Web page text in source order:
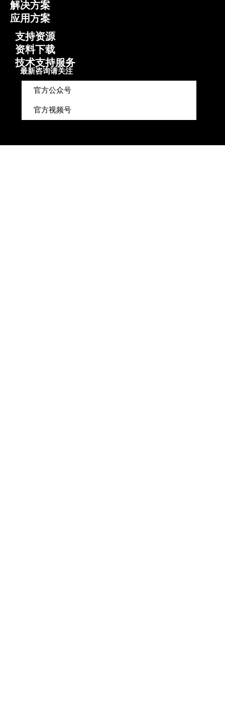
解决方案
应用方案
支持资源
资料下载
技术支持服务
最新咨询请关注
官方公众号
官方视频号